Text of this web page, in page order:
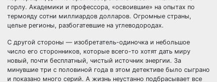
горлу. Академики и профессора, «освоившие» на опытах по
термояду сотни миллиардов долларов. Огромные страны,
целые регионы, разбогатевшие на углеводородах.
С другой стороны — изобретатель-одиночка и небольшое
число его сторонников, которые всего-то хотят дать миру
новый, почти бесплатный, чистый источник энергии. За
минувшие три с половиной года в этом детективе было сыграно
и показано много серий. А жизнь неустанно подбрасывает все